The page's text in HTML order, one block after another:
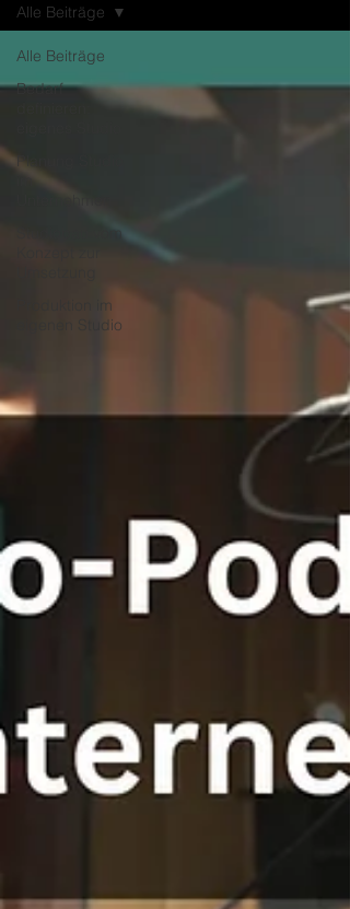
Alle Beiträge
Bedarf
Planung Studio
im
Studiobau vom
Produktion im
eigenen Studio
Alle Beiträge